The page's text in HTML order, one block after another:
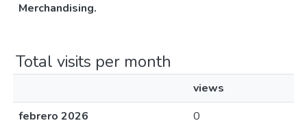
Merchandising.
Total visits per month
views
febrero 2026
0